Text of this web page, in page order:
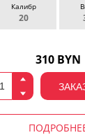
Калибр
20
310 BYN